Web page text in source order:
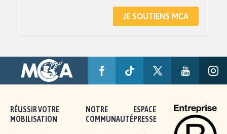
JE SOUTIENS MCA
RÉUSSIR VOTRE
MOBILISATION
NOTRE
COMMUNAUTÉ
ESPACE
PRESSE